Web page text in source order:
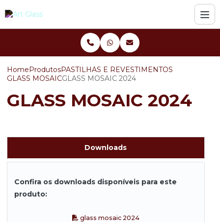
HomeProdutosPASTILHAS E REVESTIMENTOS
GLASS MOSAICGLASS MOSAIC 2024
GLASS MOSAIC 2024
Downloads
Confira os downloads disponíveis para este
produto:
glass mosaic 2024